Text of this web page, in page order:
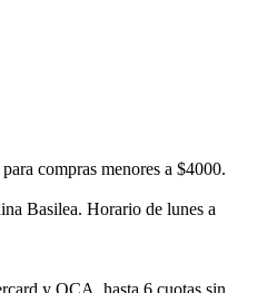
compras menores a $4000.
Basilea. Horario de lunes a
y OCA, hasta 6 cuotas sin